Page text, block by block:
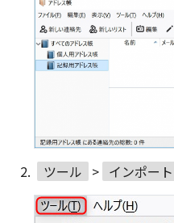
ツール > インポート